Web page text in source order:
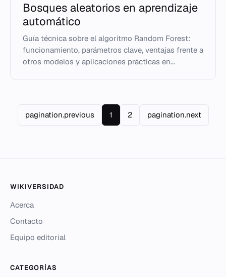
Bosques aleatorios en aprendizaje
automático
Guía técnica sobre el algoritmo Random Forest:
funcionamiento, parámetros clave, ventajas frente a
otros modelos y aplicaciones prácticas en...
pagination.previous 1 2 pagination.next
WIKIVERSIDAD
Acerca
Contacto
Equipo editorial
CATEGORÍAS